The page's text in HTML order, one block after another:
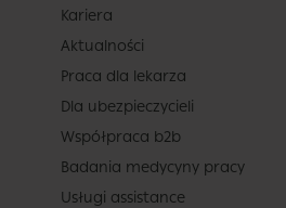
Kariera
Aktualności
Praca dla lekarza
Dla ubezpieczycieli
Współpraca b2b
Badania medycyny pracy
Usługi assistance